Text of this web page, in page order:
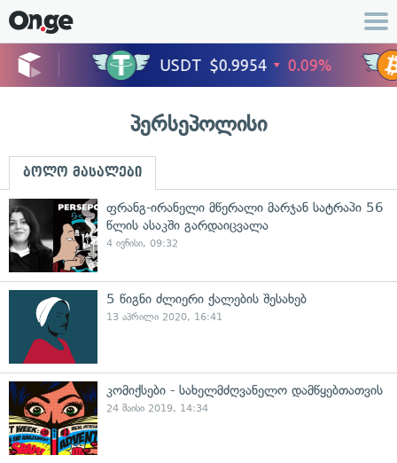
პერსეპოლისი
ბოლო მასალები
ფრანგ-ირანელი მწერალი მარჯან სატრაპი 56
წლის ასაკში გარდაიცვალა
4 ივნისი, 09:32
5 წიგნი ძლიერი ქალების შესახებ
13 აპრილი 2020, 16:41
კომიქსები - სახელმძღვანელო დამწყებთათვის
24 მაისი 2019, 14:34